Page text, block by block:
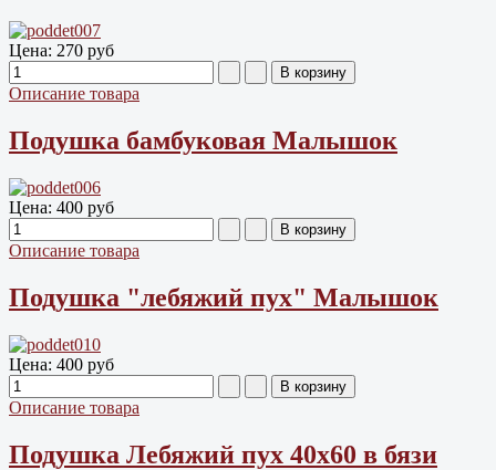
Цена: 270 руб
Описание товара
Подушка бамбуковая Малышок
Цена: 400 руб
Описание товара
Подушка "лебяжий пух" Малышок
Цена: 400 руб
Описание товара
Подушка Лебяжий пух 40х60 в бязи